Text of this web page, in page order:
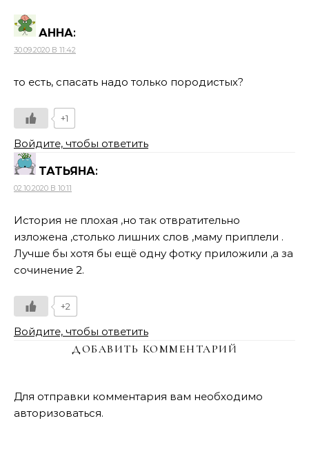
АННА:
30.09.2020 В 11:42
то есть, спасать надо только породистых?
+1
Войдите, чтобы ответить
ТАТЬЯНА:
02.10.2020 В 10:11
История не плохая ,но так отвратительно
изложена ,столько лишних слов ,маму приплели .
Лучше бы хотя бы ещё одну фотку приложили ,а за
сочинение 2.
+2
Войдите, чтобы ответить
ДОБАВИТЬ КОММЕНТАРИЙ
Для отправки комментария вам необходимо
авторизоваться.